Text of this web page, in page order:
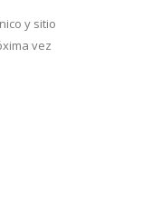
y sitio
vez